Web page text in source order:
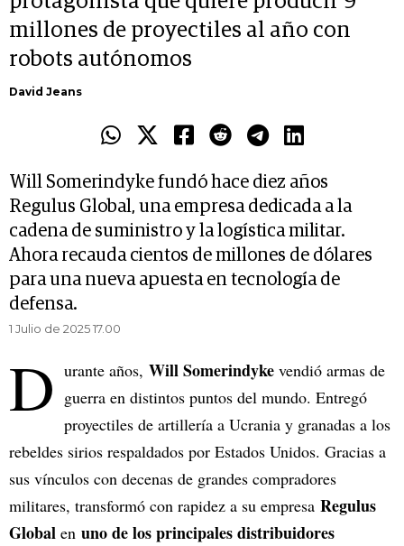
millones de proyectiles al año con
robots autónomos
David Jeans
Will Somerindyke fundó hace diez años
Regulus Global, una empresa dedicada a la
cadena de suministro y la logística militar.
Ahora recauda cientos de millones de dólares
para una nueva apuesta en tecnología de
defensa.
1 Julio de 2025 17.00
D urante años, Will Somerindyke vendió armas de
guerra en distintos puntos del mundo. Entregó
proyectiles de artillería a Ucrania y granadas a los
rebeldes sirios respaldados por Estados Unidos. Gracias a
sus vínculos con decenas de grandes compradores
militares, transformó con rapidez a su empresa Regulus
Global en uno de los principales distribuidores